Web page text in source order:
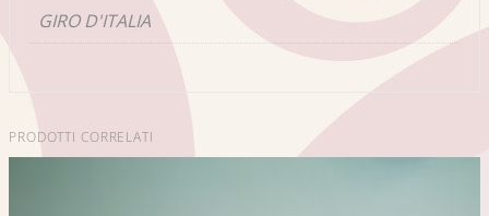
GIRO D'ITALIA
PRODOTTI CORRELATI